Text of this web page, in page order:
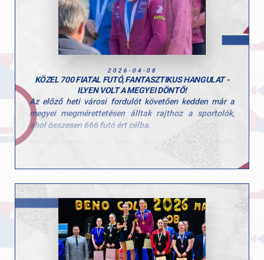
edzőinkre a hétvégi teljesítményért!
Hajrá GYAC!
2026-04-08
KÖZEL 700 FIATAL FUTÓ, FANTASZTIKUS HANGULAT -
ILYEN VOLT A MEGYEI DÖNTŐ!
Az előző heti városi fordulót követően kedden már a
megyei megmérettetésen álltak rajthoz a sportolók,
ahol összesen 666 futó ért célba.
Külön öröm volt látni, hogy a középiskolás
korosztályok (V–VI. kcs) is nagy számban
képviseltették magukat, az elmúlt évekhez képest
Az I–IV. korcsoportban már csak a továbbjutók
versenyezhettek, így minden futamban komoly, 50–60
fős mezőny küzdött az országos döntőbe jutásért.
A legjobbak számára a következő állomás az Országos
Döntő, amely Gödöllőn kerül megrendezésre április 15-